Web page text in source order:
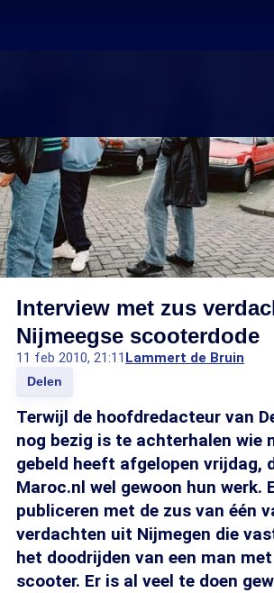
Interview met zus
Nijmeegse scooterdode
11 feb 2010, 21:11 Lammert de Bruin
Delen
Terwijl de hoofdredacteur van
nog bezig is te achterhalen wie
gebeld heeft afgelopen vrijdag,
Maroc.nl wel gewoon hun werk.
publiceren met de zus van één
verdachten uit Nijmegen die
het doodrijden van een man
scooter. Er is al veel te doen